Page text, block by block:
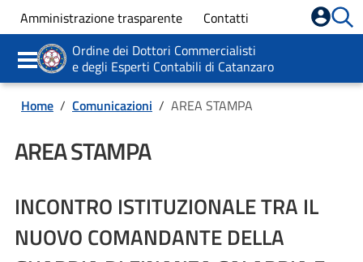
Amministrazione trasparente
Contatti
Ordine dei Dottori Commercialisti
e degli Esperti Contabili di Catanzaro
Formazione
Servizi
Comunicazioni
Home / Comunicazioni / AREA STAMPA
AREA STAMPA
INCONTRO ISTITUZIONALE TRA IL
NUOVO COMANDANTE DELLA